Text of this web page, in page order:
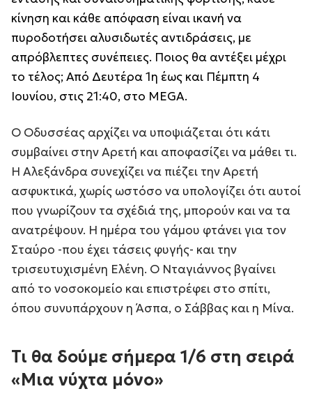
κίνηση και κάθε απόφαση είναι ικανή να
πυροδοτήσει αλυσιδωτές αντιδράσεις, με
απρόβλεπτες συνέπειες. Ποιος θα αντέξει μέχρι
το τέλος; Από Δευτέρα 1η έως και Πέμπτη 4
Ιουνίου, στις 21:40, στο MEGA.
Ο Οδυσσέας αρχίζει να υποψιάζεται ότι κάτι
συμβαίνει στην Αρετή και αποφασίζει να μάθει τι.
Η Αλεξάνδρα συνεχίζει να πιέζει την Αρετή
ασφυκτικά, χωρίς ωστόσο να υπολογίζει ότι αυτοί
που γνωρίζουν τα σχέδιά της, μπορούν και να τα
ανατρέψουν. Η ημέρα του γάμου φτάνει για τον
Σταύρο -που έχει τάσεις φυγής- και την
τρισευτυχισμένη Ελένη. Ο Νταγιάννος βγαίνει
από το νοσοκομείο και επιστρέφει στο σπίτι,
όπου συνυπάρχουν η Άσπα, ο Σάββας και η Μίνα.
Τι θα δούμε σήμερα 1/6 στη σειρά
«Μια νύχτα μόνο»